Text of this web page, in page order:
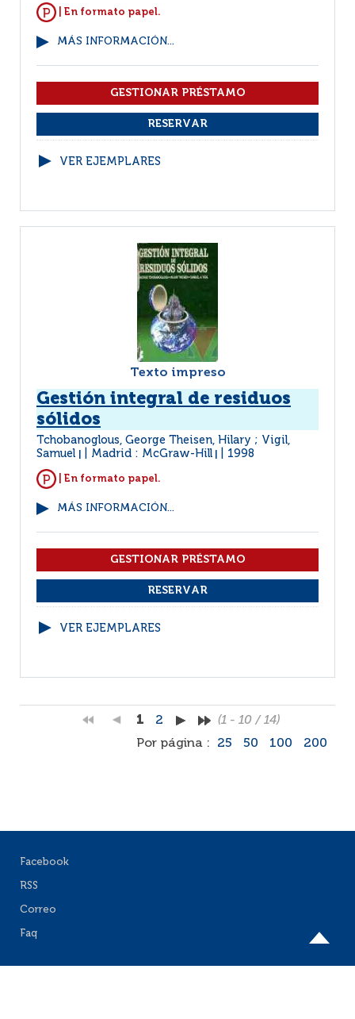
| En formato papel.
MÁS INFORMACIÓN...
VER EJEMPLARES
Texto impreso
Gestión integral de residuos
sólidos
Tchobanoglous, George Theisen, Hilary ; Vigil,
Samuel
Madrid : McGraw-Hill 1998
| En formato papel.
MÁS INFORMACIÓN...
VER EJEMPLARES
1 2
(1 - 10 / 14)
Por página :
25 50 100 200
Facebook
RSS
Correo
Faq